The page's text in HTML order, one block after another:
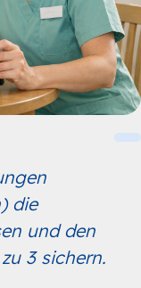
die
und den
3 sichern.